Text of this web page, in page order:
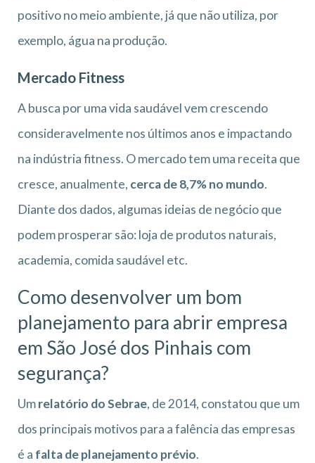
positivo no meio ambiente, já que não utiliza, por
exemplo, água na produção.
Mercado Fitness
A busca por uma vida saudável vem crescendo
consideravelmente nos últimos anos e impactando
na indústria fitness. O mercado tem uma receita que
cresce, anualmente, cerca de 8,7% no mundo.
Diante dos dados, algumas ideias de negócio que
podem prosperar são: loja de produtos naturais,
academia, comida saudável etc.
Como desenvolver um bom
planejamento para abrir empresa
em São José dos Pinhais com
segurança?
Umrelatório do Sebrae, de 2014, constatou que um
dos principais motivos para a falência das empresas
é a falta de planejamento prévio.